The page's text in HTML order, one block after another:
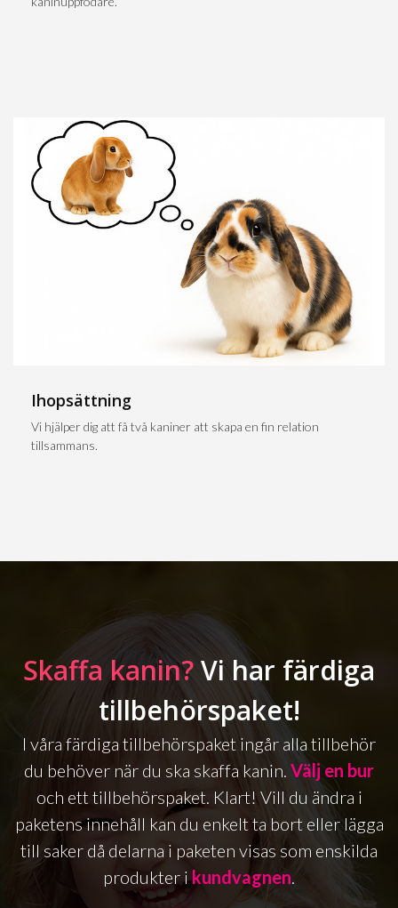
Ihopsättning
Vi hjälper dig att få två kaniner att skapa en fin relation
tillsammans.
Skaffa kanin?Vi har färdiga
tillbehörspaket!
I våra färdiga tillbehörspaket ingår alla tillbehör
du behöver när du ska skaffa kanin. Välj en bur
och ett tillbehörspaket. Klart! Vill du ändra i
paketens innehåll kan du enkelt ta bort eller lägga
till saker då delarna i paketen visas som enskilda
produkter ikundvagnen